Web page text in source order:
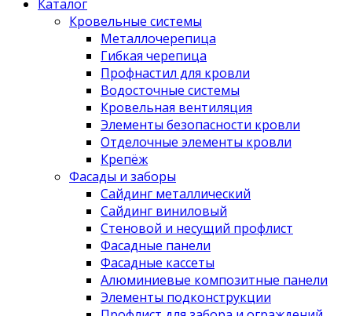
Каталог
Кровельные системы
Металлочерепица
Гибкая черепица
Профнастил для кровли
Водосточные системы
Кровельная вентиляция
Элементы безопасности кровли
Отделочные элементы кровли
Крепёж
Фасады и заборы
Сайдинг металлический
Сайдинг виниловый
Стеновой и несущий профлист
Фасадные панели
Фасадные кассеты
Алюминиевые композитные панели
Элементы подконструкции